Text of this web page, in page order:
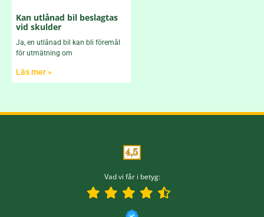
Kan utlånad bil beslagtas
vid skulder
Ja, en utlånad bil kan bli föremål
för utmätning om
Läs mer »
Vad vi får i betyg: